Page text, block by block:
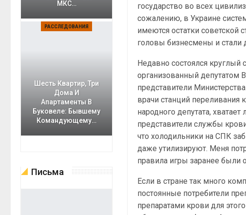
государство во всех
сожалению, в Украине
имеются остатки советской
головы бизнесмены и стали
Недавно состоялся круглый
организованный депутатом
представители
врачи станций переливания
народного депутата,
представители службы
что холодильники на СПК
даже утилизируют. Меня
правила игры заранее были
Если в стране так много
постоянные потребители
препаратами крови для
МКС…
РАССЛЕДОВАНИЯ
Шесть Квартир, Три
Дома И
Апартаменты В
Буковеле: Бывшему
Командующему…
Письма